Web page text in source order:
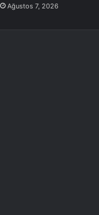
Ağustos 7, 2026